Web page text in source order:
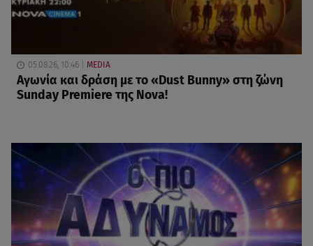
05.08.26, 10:46 MEDIA
Αγωνία και δράση με το «Dust Bunny» στη ζώνη
Sunday Premiere της Nova!